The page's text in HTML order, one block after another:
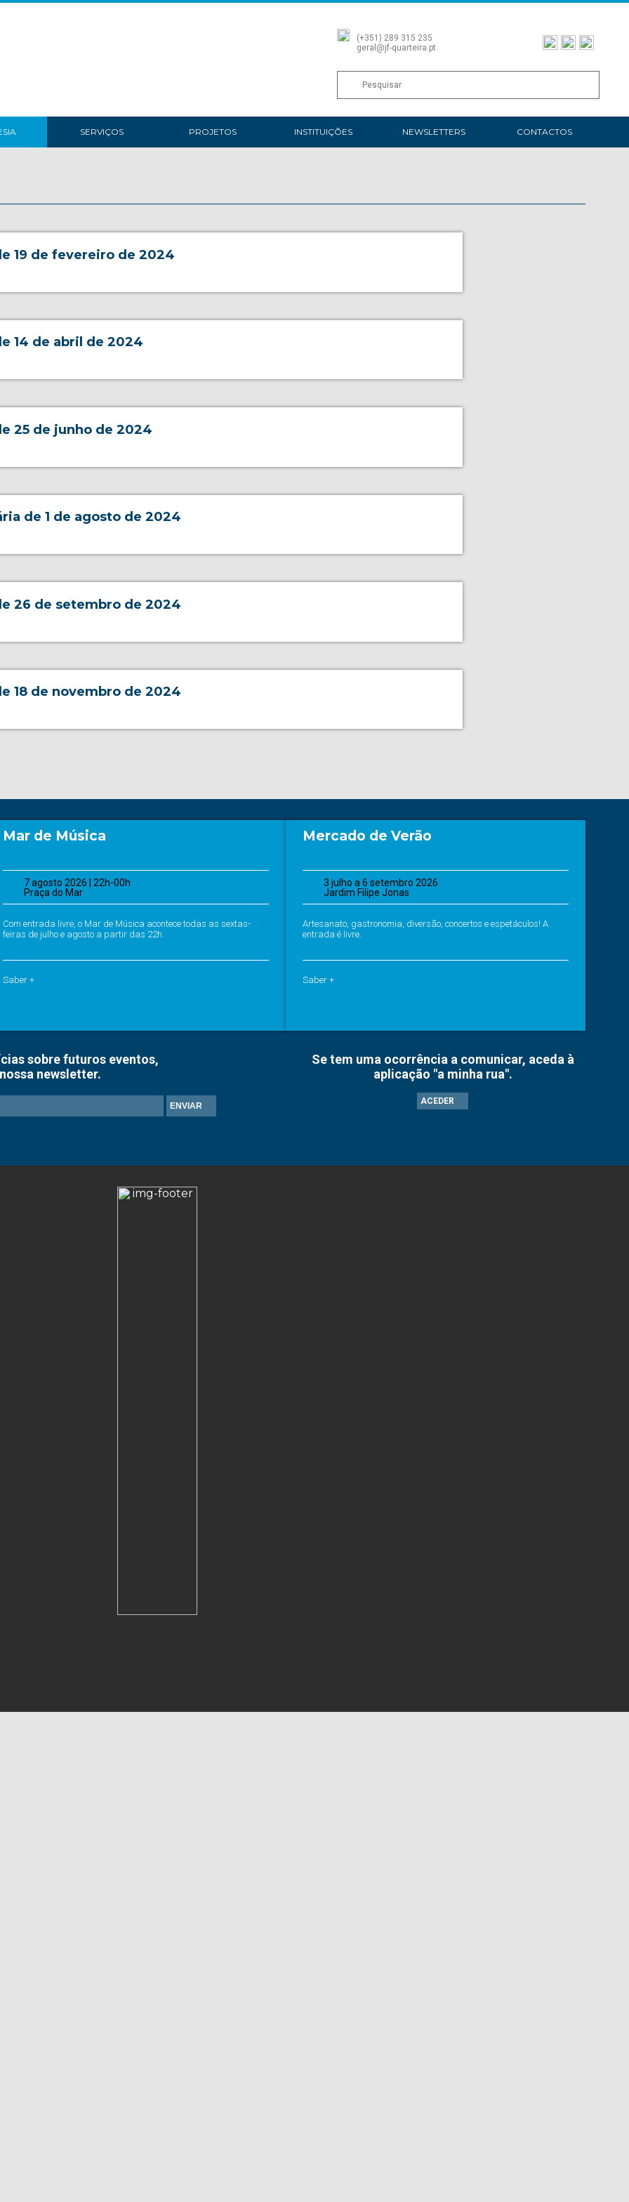
(+351) 289 315 235
geral@jf-quarteira.pt
SERVIÇOS PROJETOS INSTITUIÇÕES NEWSLETTERS CONTACTOS
19 de fevereiro de 2024
14 de abril de 2024
25 de junho de 2024
de 1 de agosto de 2024
26 de setembro de 2024
18 de novembro de 2024
Mar de Música
7 agosto 2026 | 22h-00h
Praça do Mar
Com entrada livre, o Mar de Música acontece todas as sextas-
feiras de julho e agosto a partir das 22h.
Saber +
Mercado de Verão
3 julho a 6 setembro 2026
Jardim Filipe Jonas
Artesanato, gastronomia, diversão, concertos e espetáculos! A
entrada é livre.
Saber +
sobre futuros eventos,
newsletter.
ENVIAR
Se tem uma ocorrência a comunicar, aceda à
aplicação "a minha rua".
ACEDER